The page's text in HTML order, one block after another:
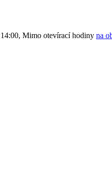
Mimo otevírací hodiny na